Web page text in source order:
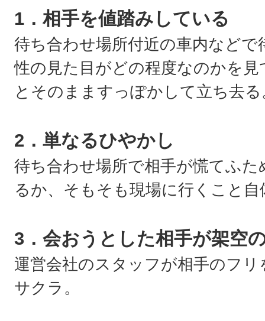
1．相手を値踏みしている
待ち合わせ場所付近の車内など
性の見た目がどの程度なのかを
とそのまますっぽかして立ち去る
2．単なるひやかし
待ち合わせ場所で相手が慌てふ
るか、そもそも現場に行くこと
3．会おうとした相手が架空
運営会社のスタッフが相手のフ
サクラ。